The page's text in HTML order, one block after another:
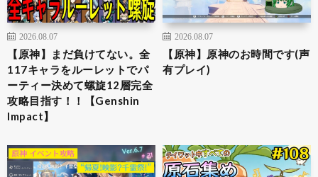
2026.08.07
【原神】まだ負けてない。全
117キャラをルーレットでパ
ーティー決めて螺旋12層完全
攻略目指す！！【Genshin
Impact】
2026.08.07
【原神】原神のお時間です(声
有プレイ)